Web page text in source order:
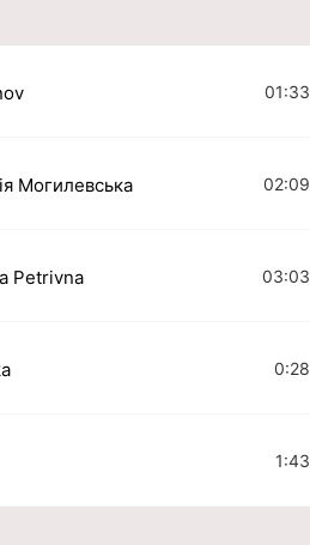
01:33
Могилевська 02:09
Petrivna 03:03
0:28
1:43